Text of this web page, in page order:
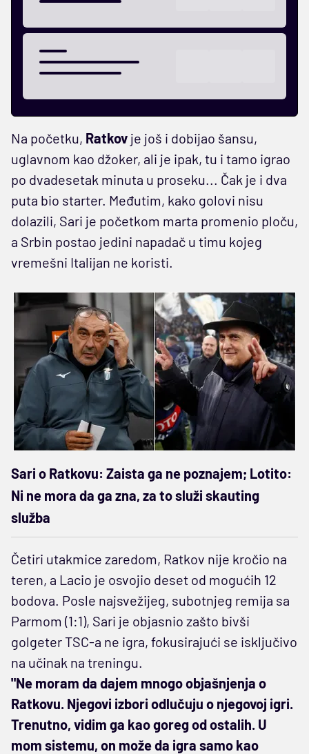
Na početku, Ratkov je još i dobijao šansu,
uglavnom kao džoker, ali je ipak, tu i tamo igrao
po dvadesetak minuta u proseku... Čak je i dva
puta bio starter. Međutim, kako golovi nisu
dolazili, Sari je početkom marta promenio ploču,
a Srbin postao jedini napadač u timu kojeg
vremešni Italijan ne koristi.
Sari o Ratkovu: Zaista ga ne poznajem; Lotito:
Ni ne mora da ga zna, za to služi skauting
služba
Četiri utakmice zaredom, Ratkov nije kročio na
teren, a Lacio je osvojio deset od mogućih 12
bodova. Posle najsvežijeg, subotnjeg remija sa
Parmom (1:1), Sari je objasnio zašto bivši
golgeter TSC-a ne igra, fokusirajući se isključivo
na učinak na treningu.
"Ne moram da dajem mnogo objašnjenja o
Ratkovu. Njegovi izbori odlučuju o njegovoj igri.
Trenutno, vidim ga kao goreg od ostalih. U
mom sistemu, on može da igra samo kao